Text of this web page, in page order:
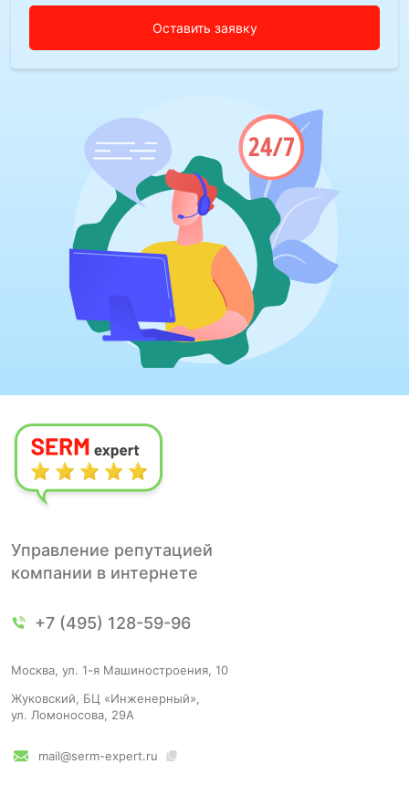
Управление репутацией
компании в интернете
+7 (495) 128-59-96
Москва, ул. 1-я Машиностроения, 10
Жуковский, БЦ «Инженерный»,
ул. Ломоносова, 29А
mail@serm-expert.ru